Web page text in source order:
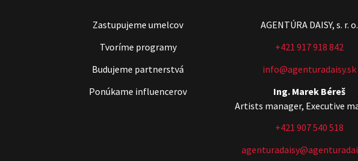
Zastupujeme umelcov
Tvoríme programy
Budujeme partnerstvá
Ponúkame influencerov
AGENTÚRA DAISY, s. r. o.
+421 917 918 842
info@agenturadaisy.sk
Ing. Marek Béreš
Artists manager, Executive
+421 907 540 518